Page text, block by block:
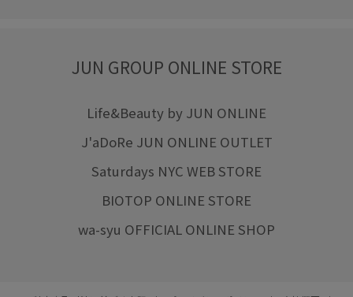
JUN GROUP ONLINE STORE
Life&Beauty by JUN ONLINE
J'aDoRe JUN ONLINE OUTLET
Saturdays NYC WEB STORE
BIOTOP ONLINE STORE
wa-syu OFFICIAL ONLINE SHOP